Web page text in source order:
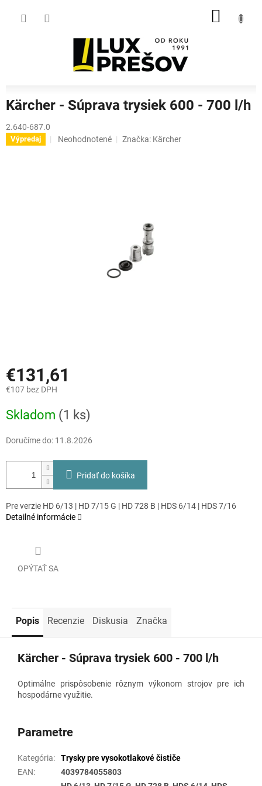
Kärcher - Súprava trysiek 600 - 700 l/h
2.640-687.0
Výpredaj
Priemerné
Neohodnotené Značka: Kärcher
€131,61
€107 bez DPH
cena:
Skladom (1 ks)
Doručíme do: 11.8.2026
Pridať do košíka
Pre verzie HD 6/13 | HD 7/15 G | HD 728 B | HDS 6/14 | HDS 7/16
Detailné informácie
OPÝTAŤ SA
Popis Recenzie Diskusia Značka
Kärcher - Súprava trysiek 600 - 700 l/h
Optimálne prispôsobenie rôznym výkonom strojov pre ich
hospodárne využitie.
Parametre
Kategória:
Trysky pre vysokotlakové čističe
EAN: 4039784055803